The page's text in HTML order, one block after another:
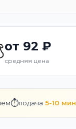
от 92 ₽
средняя цена
⏱️подача 5-10 мин